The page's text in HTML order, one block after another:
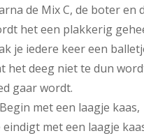
de Mix C, de boter en
het een plakkerig
je iedere keer een
het deeg niet te dun
gaar wordt.
met een laagje kaas,
met een laagje